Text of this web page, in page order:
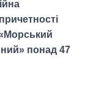
понад 47